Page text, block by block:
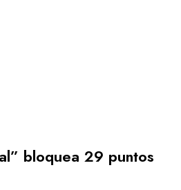
bloquea 29 puntos